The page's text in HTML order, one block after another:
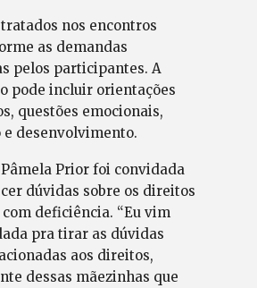
tratados nos encontros
as demandas
pelos participantes. A
pode incluir orientações
questões emocionais,
e desenvolvimento.
Prior foi convidada
dúvidas sobre os direitos
com deficiência. “Eu vim
pra tirar as dúvidas
aos direitos,
dessas mãezinhas que